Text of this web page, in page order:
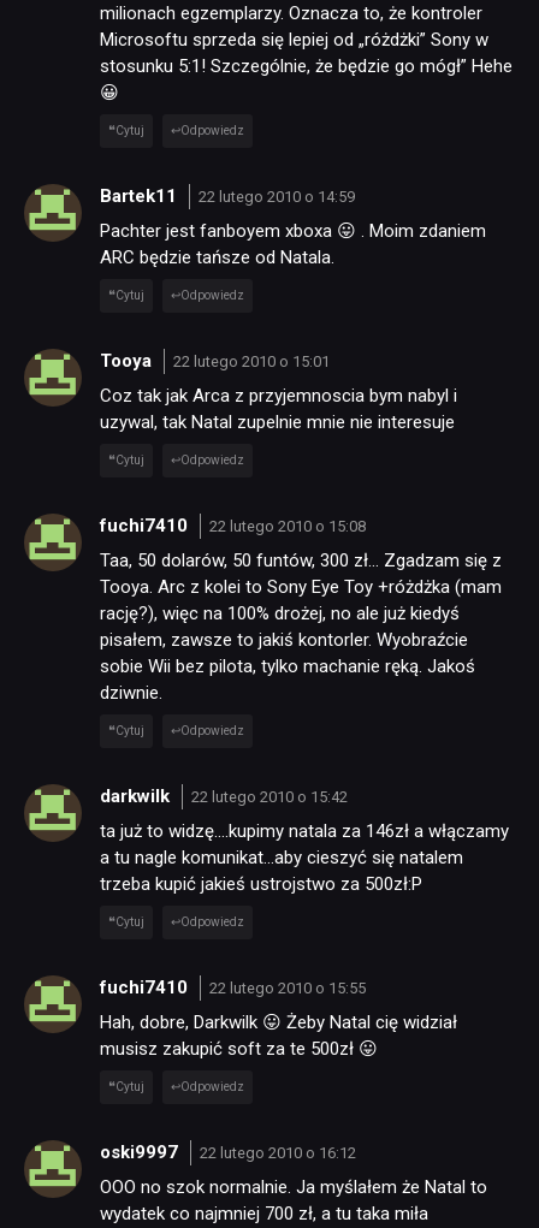
DYSKUSJE
SKLEP
milionach egzemplarzy. Oznacza to, że kontroler
Microsoftu sprzeda się lepiej od „różdżki” Sony w
stosunku 5:1! Szczególnie, że będzie go mógł” Hehe
😀
Cytuj Odpowiedz
Bartek11 22 lutego 2010 o 14:59
Pachter jest fanboyem xboxa 😛 . Moim zdaniem
ARC będzie tańsze od Natala.
Cytuj Odpowiedz
Tooya 22 lutego 2010 o 15:01
Coz tak jak Arca z przyjemnoscia bym nabyl i
uzywal, tak Natal zupelnie mnie nie interesuje
Cytuj Odpowiedz
fuchi7410 22 lutego 2010 o 15:08
Taa, 50 dolarów, 50 funtów, 300 zł… Zgadzam się z
Tooya. Arc z kolei to Sony Eye Toy +różdżka (mam
rację?), więc na 100% drożej, no ale już kiedyś
pisałem, zawsze to jakiś kontorler. Wyobraźcie
sobie Wii bez pilota, tylko machanie ręką. Jakoś
dziwnie.
Cytuj Odpowiedz
darkwilk 22 lutego 2010 o 15:42
ta już to widzę….kupimy natala za 146zł a włączamy
a tu nagle komunikat…aby cieszyć się natalem
trzeba kupić jakieś ustrojstwo za 500zł:P
Cytuj Odpowiedz
fuchi7410 22 lutego 2010 o 15:55
Hah, dobre, Darkwilk 😛 Żeby Natal cię widział
musisz zakupić soft za te 500zł 😛
Cytuj Odpowiedz
oski9997 22 lutego 2010 o 16:12
OOO no szok normalnie. Ja myślałem że Natal to
wydatek co najmniej 700 zł, a tu taka miła